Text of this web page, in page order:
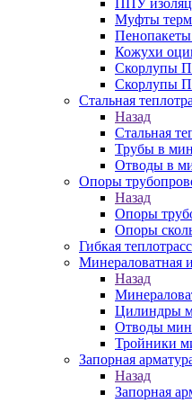
ППУ
Муфты
Кожухи
Скорлупы
Скорлупы
Стальная
Назад
Стальная
Трубы в
Отводы в
Опоры
Назад
Опоры
Опоры
Гибкая
Минераловатная
Назад
Цилиндры
Отводы
Тройники
Запорная
Назад
Запорная